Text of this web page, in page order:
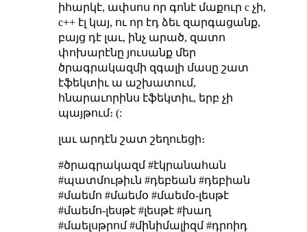
իհարկէ, ափսոս որ գոնէ մաքուր c չի,
c++ էլ կայ, ու որ էդ ձեւ զարգացանք,
բայց դէ լաւ, ինչ արած, զատո
փոխարէնը յուսանք մեր
ծրագրակազմի զգալի մասը շատ
էֆեկտիւ ա աշխատում,
հնարաւորինս էֆեկտիւ, երբ չի
պայթում։ (:
լաւ արդէն շատ շեղուեցի։
#ծրագրակազմ #էկրանահան
#պատմութիւն #դեբեան #դեբիան
#մաեմո #մաեմօ #մաեմօ-լեսթէ
#մաեմո-լեսթէ #լեսթէ #խաղ
#մաելսթրոմ #մինիմալիզմ #դրոիդ